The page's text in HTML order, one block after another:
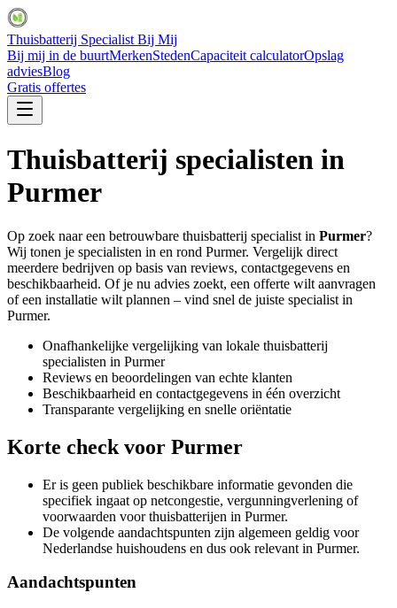
Thuisbatterij Specialist Bij Mij
Bij mij in de buurtMerkenStedenCapaciteit calculatorOpslag
adviesBlog
Gratis offertes
Thuisbatterij specialisten in
Purmer
Op zoek naar een betrouwbare thuisbatterij specialist in Purmer?
Wij tonen je specialisten in en rond Purmer. Vergelijk direct
meerdere bedrijven op basis van reviews, contactgegevens en
beschikbaarheid. Of je nu advies zoekt, een offerte wilt aanvragen
of een installatie wilt plannen – vind snel de juiste specialist in
Purmer.
Onafhankelijke vergelijking van lokale thuisbatterij
specialisten in Purmer
Reviews en beoordelingen van echte klanten
Beschikbaarheid en contactgegevens in één overzicht
Transparante vergelijking en snelle oriëntatie
Korte check voor Purmer
Er is geen publiek beschikbare informatie gevonden die
specifiek ingaat op netcongestie, vergunningverlening of
voorwaarden voor thuisbatterijen in Purmer.
De volgende aandachtspunten zijn algemeen geldig voor
Nederlandse huishoudens en dus ook relevant in Purmer.
Aandachtspunten